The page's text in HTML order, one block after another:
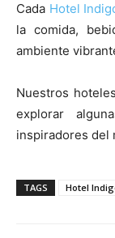
Cada Hotel
la comida,
ambiente
Nuestros
explorar
inspiradores del
TAGS Hotel